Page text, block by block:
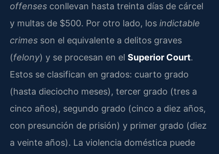
offenses conllevan hasta treinta días de cárcel
y multas de $500. Por otro lado, los indictable
crimes son el equivalente a delitos graves
(felony) y se procesan en el Superior Court.
Estos se clasifican en grados: cuarto grado
(hasta dieciocho meses), tercer grado (tres a
cinco años), segundo grado (cinco a diez años,
con presunción de prisión) y primer grado (diez
a veinte años). La violencia doméstica puede